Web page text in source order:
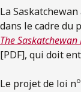
La
dans le cadre du
The
[PDF], qui doit
Le projet de loi no